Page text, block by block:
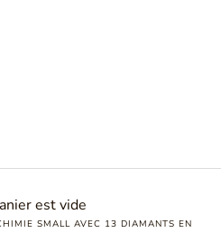
est vide
SMALL AVEC 13 DIAMANTS EN